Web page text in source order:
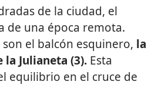
de la ciudad, el
de una época remota.
el balcón esquinero, la
la Julianeta (3). Esta
equilibrio en el cruce de